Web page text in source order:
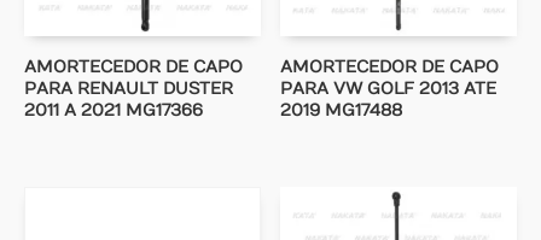
AMORTECEDOR DE CAPO
PARA RENAULT DUSTER
2011 A 2021 MG17366
AMORTECEDOR DE CAPO
PARA VW GOLF 2013 ATE
2019 MG17488